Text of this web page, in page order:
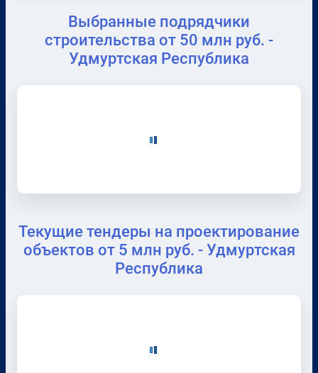
Выбранные подрядчики
строительства от 50 млн руб. -
Удмуртская Республика
Текущие тендеры на проектирование
объектов от 5 млн руб. - Удмуртская
Республика